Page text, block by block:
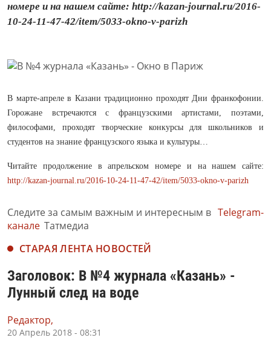
номере и на нашем сайте: http://kazan-journal.ru/2016-
10-24-11-47-42/item/5033-okno-v-parizh
В марте-апреле в Казани традиционно проходят Дни франкофонии.
Горожане встречаются с французскими артистами, поэтами,
философами, проходят творческие конкурсы для школьников и
студентов на знание французского языка и культуры…
Читайте продолжение в апрельском номере и на нашем сайте:
http://kazan-journal.ru/2016-10-24-11-47-42/item/5033-okno-v-parizh
Следите за самым важным и интересным в Telegram-
канале Татмедиа
СТАРАЯ ЛЕНТА НОВОСТЕЙ
Заголовок: В №4 журнала «Казань» -
Лунный след на воде
Редактор,
20 Апрель 2018 - 08:31